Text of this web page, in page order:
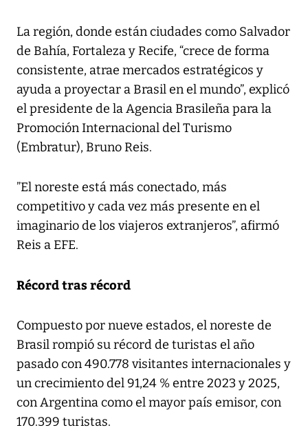
La región, donde están ciudades como Salvador
de Bahía, Fortaleza y Recife, “crece de forma
consistente, atrae mercados estratégicos y
ayuda a proyectar a Brasil en el mundo”, explicó
el presidente de la Agencia Brasileña para la
Promoción Internacional del Turismo
(Embratur), Bruno Reis.
”El noreste está más conectado, más
competitivo y cada vez más presente en el
imaginario de los viajeros extranjeros”, afirmó
Reis a EFE.
Récord tras récord
Compuesto por nueve estados, el noreste de
Brasil rompió su récord de turistas el año
pasado con 490.778 visitantes internacionales y
un crecimiento del 91,24 % entre 2023 y 2025,
con Argentina como el mayor país emisor, con
170.399 turistas.